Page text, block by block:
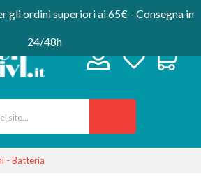
gli ordini superiori ai 65€ - Consegna in
24/48h
- Batteria